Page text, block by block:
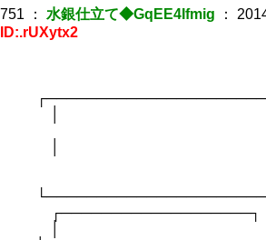
751 ： 水銀仕立て◆GqEE4Ifmig ：
ID:.rUXytx2
┌───────────────────┐